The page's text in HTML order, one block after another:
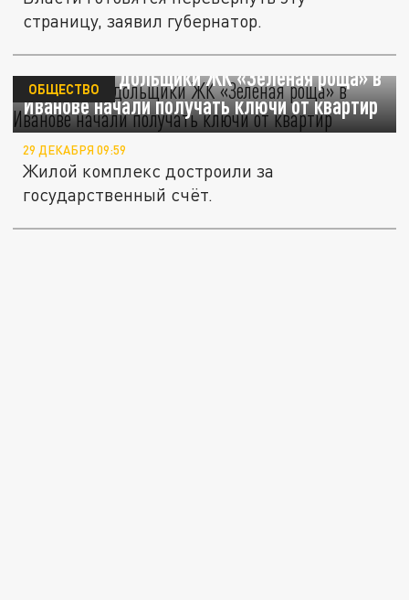
страницу, заявил губернатор.
Обманутые дольщики ЖК «Зеленая роща» в
Иванове начали получать ключи от квартир
ОБЩЕСТВО
29 ДЕКАБРЯ 09:59
Жилой комплекс достроили за
государственный счёт.